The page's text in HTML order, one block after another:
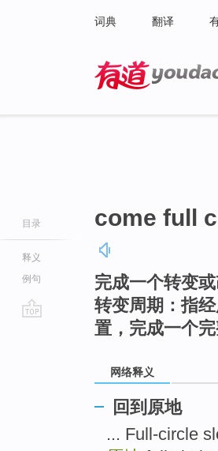
词典 翻译
目录
释义
例句
come full
完成一个转变
转变周期：指
置，完成一个完
网络释义
回到原地
... Full-circle